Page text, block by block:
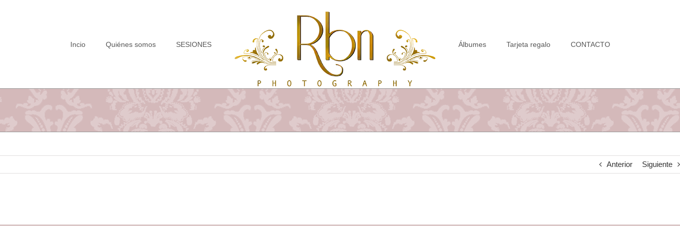
Incio Quiénes somos SESIONES Álbumes Tarjeta regalo CONTACTO
Anterior Siguiente